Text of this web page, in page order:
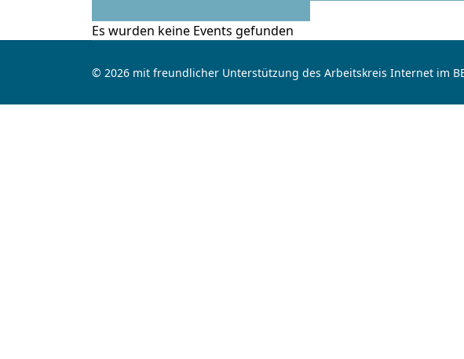
Es wurden keine Events gefunden
© 2026 mit freundlicher Unterstützung des Arbeitskreis Internet im